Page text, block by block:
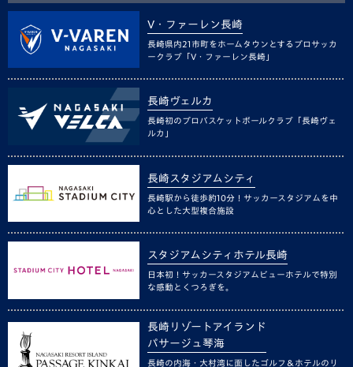
V・ファーレン長崎
長崎県内21市町をホームタウンとするプロサッカ
ークラブ「V・ファーレン長崎」
長崎ヴェルカ
長崎初のプロバスケットボールクラブ「長崎ヴェ
ルカ」
長崎スタジアムシティ
長崎駅から徒歩約10分！サッカースタジアムを中
心とした大型複合施設
スタジアムシティホテル長崎
日本初！サッカースタジアムビューホテルで特別
な感動とくつろぎを。
長崎リゾートアイランド
パサージュ琴海
長崎の内海・大村湾に面したゴルフ＆ホテルのリ